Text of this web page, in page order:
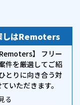
しはRemoters
】 フリー
件を厳選してご紹
とりに向き合う対
いただきます。
る